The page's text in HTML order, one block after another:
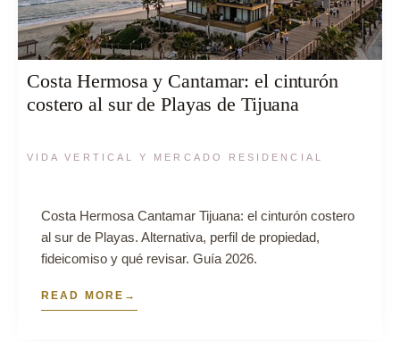
Costa Hermosa y Cantamar: el cinturón
costero al sur de Playas de Tijuana
VIDA VERTICAL Y MERCADO RESIDENCIAL
Costa Hermosa Cantamar Tijuana: el cinturón costero
al sur de Playas. Alternativa, perfil de propiedad,
fideicomiso y qué revisar. Guía 2026.
READ MORE